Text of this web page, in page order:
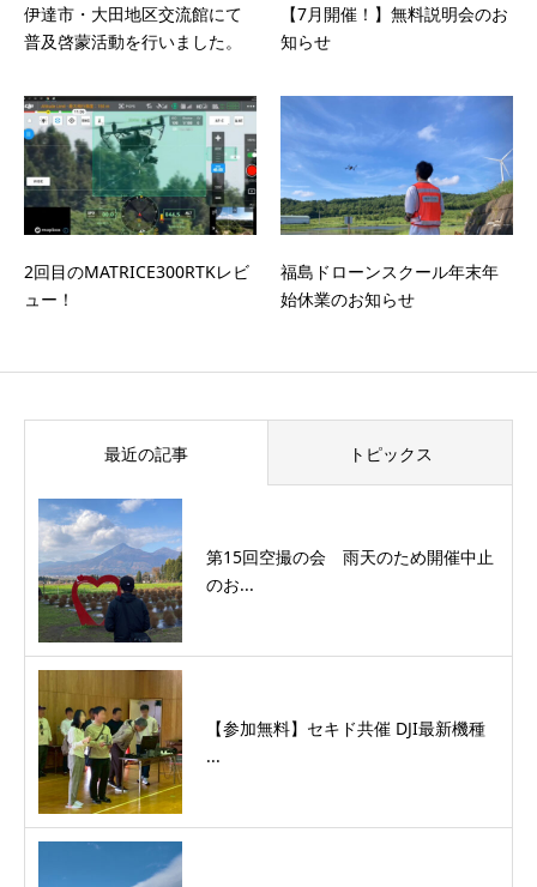
伊達市・大田地区交流館にて
普及啓蒙活動を行いました。
【7月開催！】無料説明会のお
知らせ
2回目のMATRICE300RTKレビ
ュー！
福島ドローンスクール年末年
始休業のお知らせ
最近の記事 トピックス
第15回空撮の会 雨天のため開催中止
のお...
【参加無料】セキド共催 DJI最新機種
...